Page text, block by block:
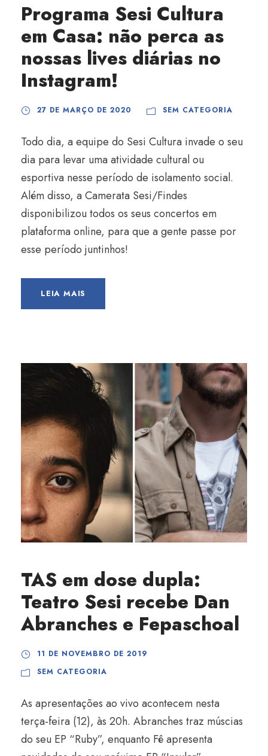
Programa Sesi Cultura
em Casa: não perca as
nossas lives diárias no
Instagram!
27 DE MARÇO DE 2020 SEM CATEGORIA
Todo dia, a equipe do Sesi Cultura invade o seu
dia para levar uma atividade cultural ou
esportiva nesse período de isolamento social.
Além disso, a Camerata Sesi/Findes
disponibilizou todos os seus concertos em
plataforma online, para que a gente passe por
esse período juntinhos!
LEIA MAIS
TAS em dose dupla:
Teatro Sesi recebe Dan
Abranches e Fepaschoal
11 DE NOVEMBRO DE 2019
SEM CATEGORIA
As apresentações ao vivo acontecem nesta
terça-feira (12), às 20h. Abranches traz múscias
do seu EP “Ruby”, enquanto Fê apresenta